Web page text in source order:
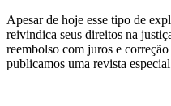
Apesar de hoje esse tipo de
reivindica seus direitos na
reembolso com juros e
publicamos uma revista